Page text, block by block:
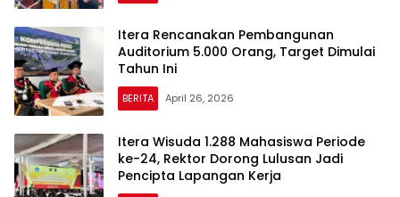
Itera Rencanakan Pembangunan
Auditorium 5.000 Orang, Target Dimulai
Tahun Ini
BERITA April 26, 2026
Itera Wisuda 1.288 Mahasiswa Periode
ke-24, Rektor Dorong Lulusan Jadi
Pencipta Lapangan Kerja